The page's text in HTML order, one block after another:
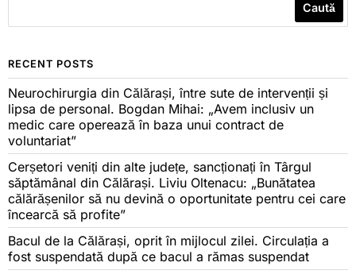
Caută
RECENT POSTS
Neurochirurgia din Călărași, între sute de intervenții și
lipsa de personal. Bogdan Mihai: „Avem inclusiv un
medic care operează în baza unui contract de
voluntariat”
Cerșetori veniți din alte județe, sancționați în Târgul
săptămânal din Călărași. Liviu Oltenacu: „Bunătatea
călărășenilor să nu devină o oportunitate pentru cei care
încearcă să profite”
Bacul de la Călărași, oprit în mijlocul zilei. Circulația a
fost suspendată după ce bacul a rămas suspendat